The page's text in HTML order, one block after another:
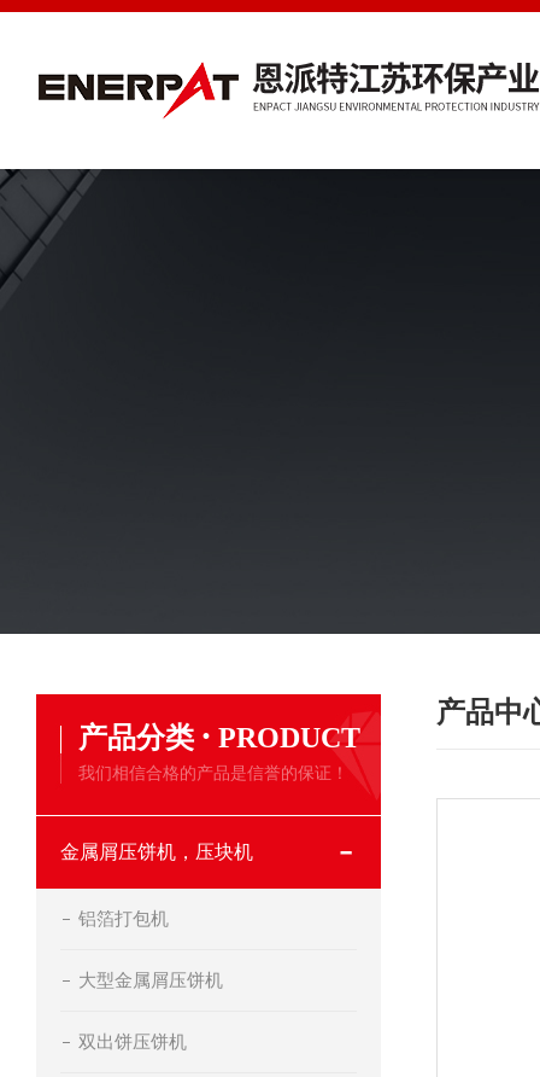
产品分类 · PRODUCT
我们相信合格的产品是信誉的保证！
金属屑压饼机，压块机
铝箔打包机
大型金属屑压饼机
双出饼压饼机
产品中